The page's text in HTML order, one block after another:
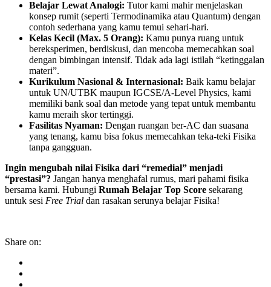
Belajar Lewat Analogi: Tutor kami mahir menjelaskan
konsep rumit (seperti Termodinamika atau Quantum) dengan
contoh sederhana yang kamu temui sehari-hari.
Kelas Kecil (Max. 5 Orang): Kamu punya ruang untuk
bereksperimen, berdiskusi, dan mencoba memecahkan soal
dengan bimbingan intensif. Tidak ada lagi istilah “ketinggalan
materi”.
Kurikulum Nasional & Internasional: Baik kamu belajar
untuk UN/UTBK maupun IGCSE/A-Level Physics, kami
memiliki bank soal dan metode yang tepat untuk membantu
kamu meraih skor tertinggi.
Fasilitas Nyaman: Dengan ruangan ber-AC dan suasana
yang tenang, kamu bisa fokus memecahkan teka-teki Fisika
tanpa gangguan.
Ingin mengubah nilai Fisika dari “remedial” menjadi
“prestasi”? Jangan hanya menghafal rumus, mari pahami fisika
bersama kami. Hubungi Rumah Belajar Top Score sekarang
untuk sesi Free Trial dan rasakan serunya belajar Fisika!
Share on: